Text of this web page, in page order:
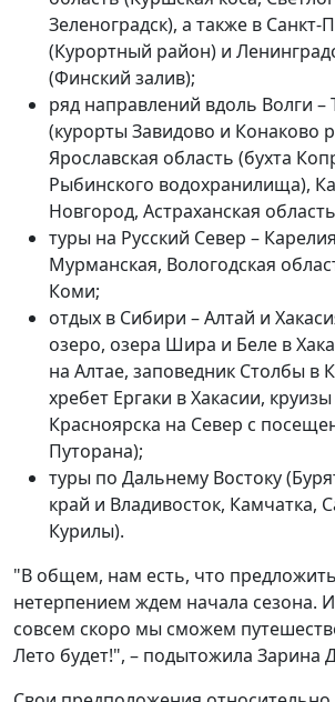
Зеленоградск), а также в Санкт-
(Курортный район) и
(Финский залив);
ряд направлений вдоль Волги –
(курорты Завидово и Конаково
Ярославская область (бухта
Рыбинского водохранилища),
Новгород, Астраханская
туры на Русский Север –
Мурманская, Вологодская
Коми;
отдых в Сибири – Алтай и
озеро, озера Шира и Беле в
на Алтае, заповедник Столбы в
хребет Ергаки в Хакасии,
Красноярска на Север с
Путорана);
туры по Дальнему Востоку
край и Владивосток, Камчатка,
Курилы).
"В общем, нам есть, что
нетерпением ждем начала сезона.
совсем скоро мы сможем
Лето будет!", – подытожила Зарина